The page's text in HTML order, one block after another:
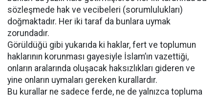
sözleşmede hak ve vecibeleri (sorumlulukları)
doğmaktadır. Her iki taraf da bunlara uymak
zorundadır.
Görüldüğü gibi yukarıda ki haklar, fert ve toplumun
haklarının korunması gayesiyle İslam’ın vazettiği,
onların aralarında oluşacak haksızlıkları gideren ve
yine onların uymaları gereken kurallardır.
Bu kurallar ne sadece ferde, ne de yalnızca topluma